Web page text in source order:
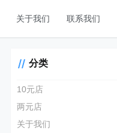
关于我们 联系我们
分类
10元店
两元店
关于我们